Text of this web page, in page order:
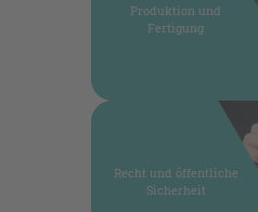
Produktion und
Fertigung
Recht und öffentliche
Sicherheit